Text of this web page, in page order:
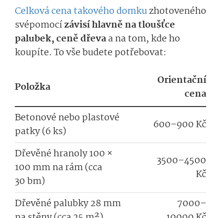
Celková cena takového domkuzhotoveného
svépomocízávisí hlavně na tloušťce
palubek, ceně dřevaa na tom, kde ho
koupíte. To vše budete potřebovat:
Položka
Orientační
cena
Betonové nebo plastové
patky (6 ks)
600–900 Kč
Dřevěné hranoly 100 ×
100 mm na rám (cca
30 bm)
3500–4500
Kč
Dřevěné palubky 28 mm
7000–